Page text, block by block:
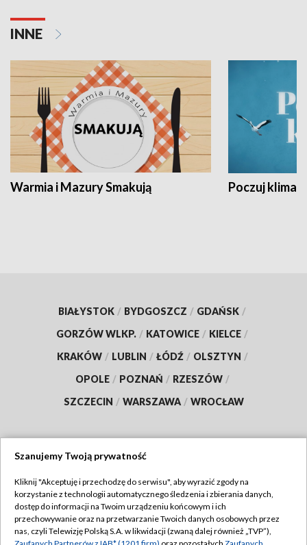
INNE
Warmia i Mazury Smakują Poczuj klimat
BIAŁYSTOK / BYDGOSZCZ / GDAŃSK /
GORZÓW WLKP. / KATOWICE / KIELCE /
KRAKÓW / LUBLIN / ŁÓDŹ / OLSZTYN /
OPOLE / POZNAŃ / RZESZÓW /
SZCZECIN / WARSZAWA / WROCŁAW
TVP
Abonament TVP
Emisja w TVP
Regulamin TVP
Szanujemy Twoją prywatność
Kliknij "Akceptuję i przechodzę do serwisu", aby wyrazić zgody na
korzystanie z technologii automatycznego śledzenia i zbierania danych,
dostęp do informacji na Twoim urządzeniu końcowym i ich
przechowywanie oraz na przetwarzanie Twoich danych osobowych przez
nas, czyli Telewizję Polską S.A. w likwidacji (zwaną dalej również „TVP”),